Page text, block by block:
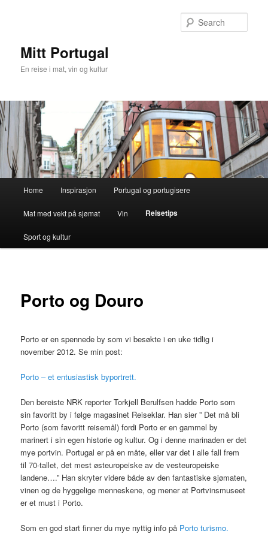
Mitt Portugal
En reise i mat, vin og kultur
Home Inspirasjon Portugal og portugisere
Mat med vekt på sjømat Vin Reisetips
Sport og kultur
Porto og Douro
Porto er en spennede by som vi besøkte i en uke tidlig i
november 2012. Se min post:
Porto – et entusiastisk byportrett.
Den bereiste NRK reporter Torkjell Berulfsen hadde Porto som
sin favoritt by i følge magasinet Reiseklar. Han sier ” Det må bli
Porto (som favoritt reisemål) fordi Porto er en gammel by
marinert i sin egen historie og kultur. Og i denne marinaden er det
mye portvin. Portugal er på en måte, eller var det i alle fall frem
til 70-tallet, det mest østeuropeiske av de vesteuropeiske
landene….” Han skryter videre både av den fantastiske sjømaten,
vinen og de hyggelige menneskene, og mener at Portvinsmuseet
er et must i Porto.
Som en god start finner du mye nyttig info på Porto turismo.